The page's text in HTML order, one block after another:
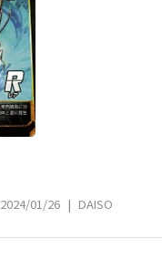
2024/01/26 | DAISO